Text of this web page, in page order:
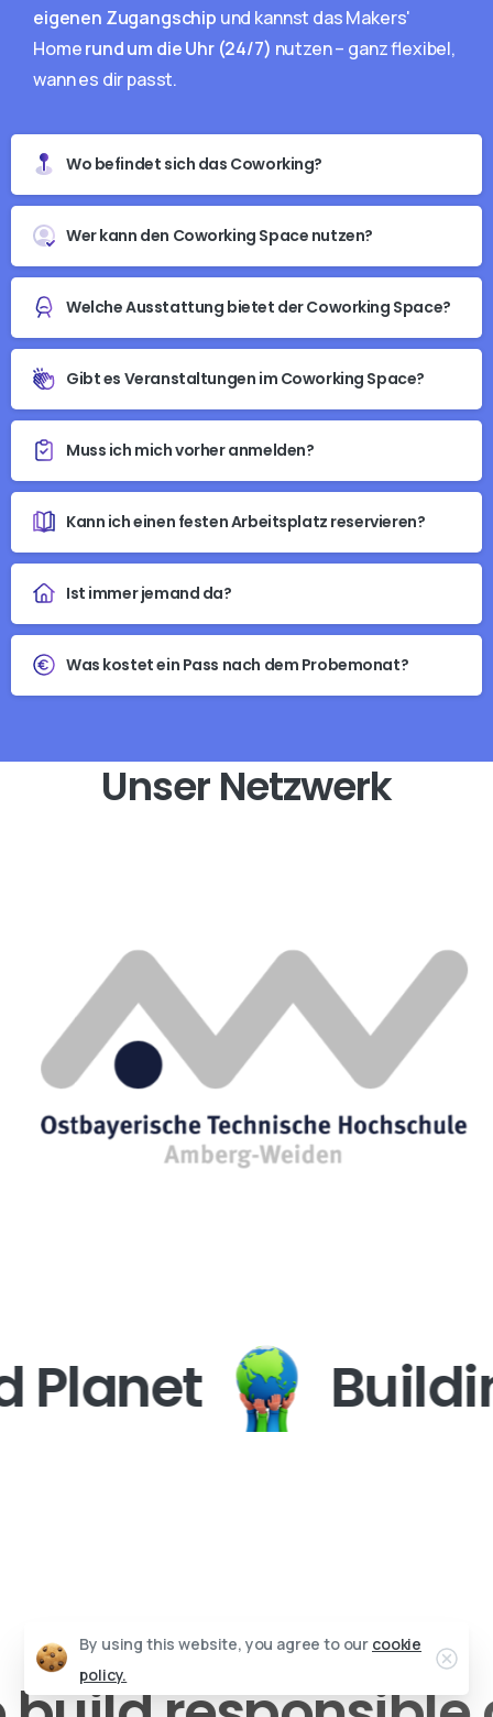
eigenen Zugangschip und kannst das Makers'
Homerund um die Uhr (24/7) nutzen – ganz flexibel,
wann es dir passt.
Wo befindet sich das Coworking?
Wer kann den Coworking Space nutzen?
Welche Ausstattung bietet der Coworking Space?
Gibt es Veranstaltungen im Coworking Space?
Muss ich mich vorher anmelden?
Kann ich einen festen Arbeitsplatz reservieren?
Ist immer jemand da?
Was kostet ein Pass nach dem Probemonat?
Unser Netzwerk
Building
By using this website, you agree to our cookie
policy.